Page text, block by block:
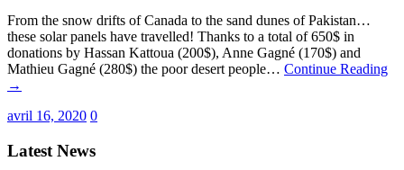
From the snow drifts of Canada to the sand dunes of Pakistan…
these solar panels have travelled! Thanks to a total of 650$ in
donations by Hassan Kattoua (200$), Anne Gagné (170$) and
Mathieu Gagné (280$) the poor desert people… Continue Reading
→
avril 16, 2020 0
Latest News